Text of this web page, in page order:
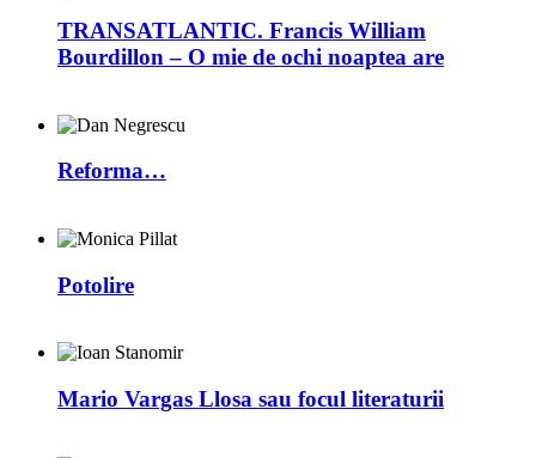
TRANSATLANTIC. Francis William
Bourdillon – O mie de ochi noaptea are
Reforma…
Potolire
Mario Vargas Llosa sau focul literaturii